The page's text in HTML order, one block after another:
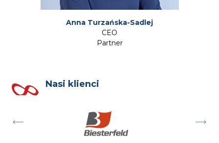
Anna Turzańska-Sadlej
CEO
Partner
Nasi klienci